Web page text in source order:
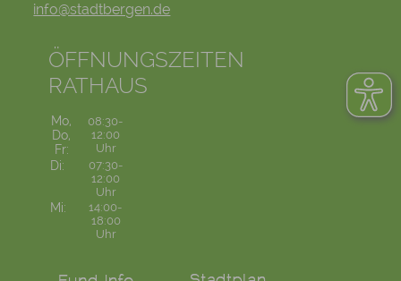
info@stadtbergen.de
ÖFFNUNGSZEITEN
RATHAUS
Mo,
Do,
Fr:
08:30-
12:00
Uhr
Di:
07:30-
12:00
Uhr
Mi:
14:00-
18:00
Uhr